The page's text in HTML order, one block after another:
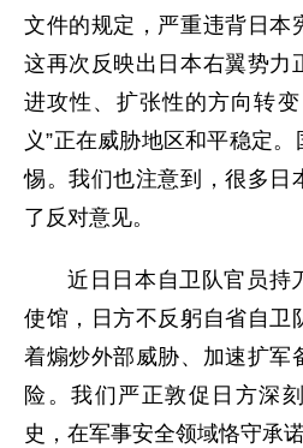
文件的规定，严重违背日本
这再次反映出日本右翼势力
进攻性、扩张性的方向转
义”正在威胁地区和平稳定
惕。我们也注意到，很多日
了反对意见。
近日日本自卫队官员持
使馆，日方不反躬自省自卫
着煽炒外部威胁、加速扩军
险。我们严正敦促日方深
史，在军事安全领域恪守承